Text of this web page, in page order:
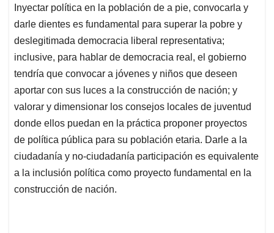
Inyectar política en la población de a pie, convocarla y
darle dientes es fundamental para superar la pobre y
deslegitimada democracia liberal representativa;
inclusive, para hablar de democracia real, el gobierno
tendría que convocar a jóvenes y niños que deseen
aportar con sus luces a la construcción de nación; y
valorar y dimensionar los consejos locales de juventud
donde ellos puedan en la práctica proponer proyectos
de política pública para su población etaria. Darle a la
ciudadanía y no-ciudadanía participación es equivalente
a la inclusión política como proyecto fundamental en la
construcción de nación.